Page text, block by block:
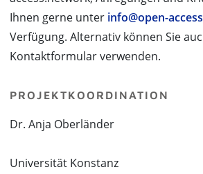
Ihnen gerne unter info@open-
Verfügung. Alternativ können Sie
Kontaktformular verwenden.
PROJEKTKOORDINATION
Dr. Anja Oberländer
Universität Konstanz